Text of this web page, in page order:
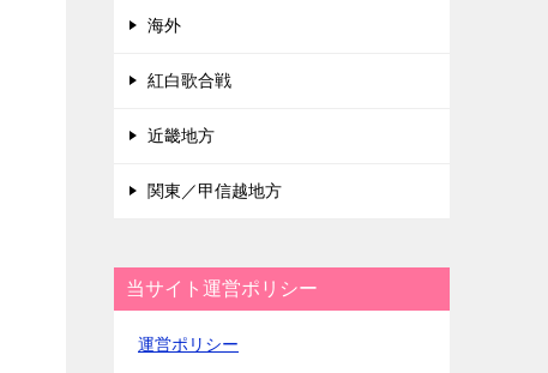
海外
紅白歌合戦
近畿地方
関東／甲信越地方
当サイト運営ポリシー
運営ポリシー